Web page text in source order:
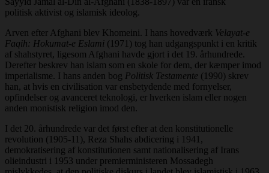
politisk aktivist og islamisk ideolog.
Arven efter Afghani blev Khomeini. I hans hovedværk Velayat-e
Faqih: Hokumat-e Eslami (1971) tog han udgangspunkt i en kritik
af shahstyret, ligesom Afghani havde gjort i det 19. århundrede.
Derefter beskrev han islam som en skole for dem, der kæmper imod
imperialisme. I hans anden bog Politisk Testamente (1990) skrev
han, at hvis en civilisation var ensbetydende med fornyelser,
opfindelser og avanceret teknologi, er hverken islam eller nogen
anden monistisk religion imod den.
I det 20. århundrede var det først efter at den konstitutionelle
revolution (1905-11), Reza Shahs abdicering i 1941,
demokratisering af konstitutionen samt nationalisering af Irans
olieindustri i 1953 under premierministeren Mossadegh